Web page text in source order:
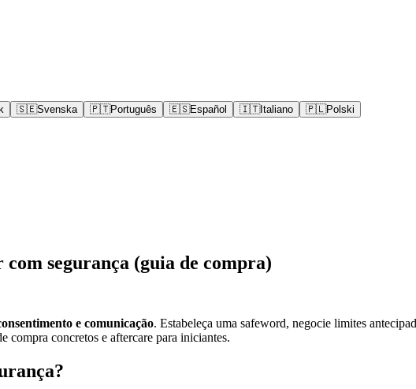
🇸🇪Svenska 🇵🇹Português 🇪🇸Español 🇮🇹Italiano 🇵🇱Polski
segurança (guia de compra)
e comunicação. Estabeleça uma safeword, negocie limites
concretos e aftercare para iniciantes.